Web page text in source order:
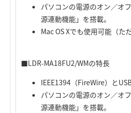
パソコンの電源のオン／オ
源連動機能」を搭載。
Mac OS Xでも使用可能（
■LDR-MA18FU2/WMの特長
IEEE1394（FireWire）と
パソコンの電源のオン／オ
源連動機能」を搭載。